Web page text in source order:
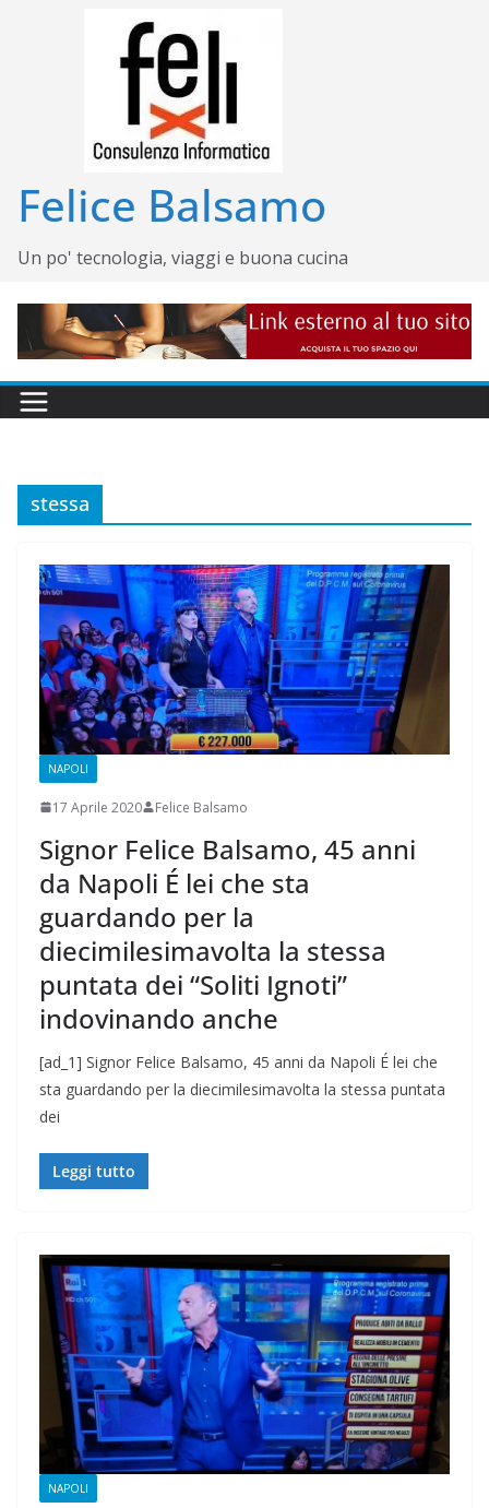
Felice Balsamo
Un po' tecnologia, viaggi e buona cucina
stessa
NAPOLI
17 Aprile 2020 Felice Balsamo
Signor Felice Balsamo, 45 anni
da Napoli É lei che sta
guardando per la
diecimilesimavolta la stessa
puntata dei “Soliti Ignoti”
indovinando anche
[ad_1] Signor Felice Balsamo, 45 anni da Napoli É lei che
sta guardando per la diecimilesimavolta la stessa puntata
dei
Leggi tutto
NAPOLI